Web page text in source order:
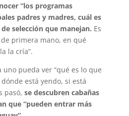
“los programas
padres y madres, cuál es
selección que manejan. Es
primera mano, en qué
la cría”.
uno pueda ver “qué es lo que
está yendo, si está
pasó, se descubren cabañas
que “pueden entrar más